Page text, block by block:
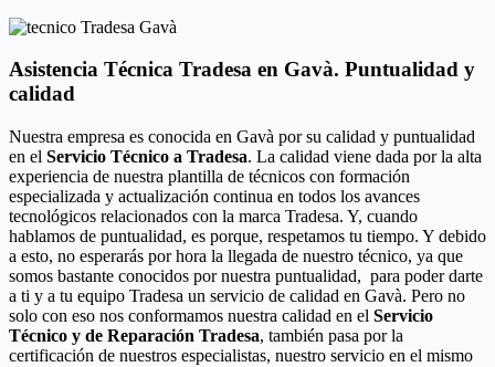
Asistencia Técnica Tradesa en Gavà. Puntualidad y
calidad
Nuestra empresa es conocida en Gavà por su calidad y puntualidad
en el Servicio Técnico a Tradesa. La calidad viene dada por la alta
experiencia de nuestra plantilla de técnicos con formación
especializada y actualización continua en todos los avances
tecnológicos relacionados con la marca Tradesa. Y, cuando
hablamos de puntualidad, es porque, respetamos tu tiempo. Y debido
a esto, no esperarás por hora la llegada de nuestro técnico, ya que
somos bastante conocidos por nuestra puntualidad, para poder darte
a ti y a tu equipo Tradesa un servicio de calidad en Gavà. Pero no
solo con eso nos conformamos nuestra calidad en el Servicio
Técnico y de Reparación Tradesa, también pasa por la
certificación de nuestros especialistas, nuestro servicio en el mismo